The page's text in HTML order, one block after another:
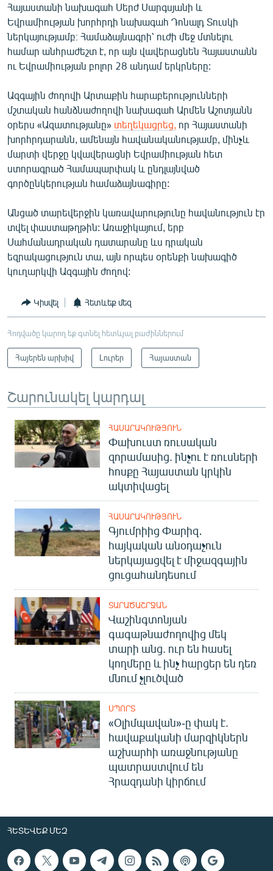
Հայաստանի նախագահ Սերժ Սարգսյանի և
Եվրամիության խորհրդի նախագահ Դոնալդ Տուսկի
ներկայությամբ։ Համաձայնագրի՝ ուժի մեջ մտնելու
համար անհրաժեշտ է, որ այն վավերացնեն Հայաստանն
ու Եվրամիության բոլոր 28 անդամ երկրները:
Ազգային ժողովի Արտաքին հարաբերությունների
մշտական հանձնաժողովի նախագահ Արմեն Աշոտյանն
օրերս «Ազատությանը» տեղեկացրեց, որ Հայաստանի
խորհրդարանն, ամենայն հավանականությամբ, մինչև
մարտի վերջը կվավերացնի Եվրամիության հետ
ստորագրած Համապարփակ և ընդլայնված
գործընկերության համաձայնագիրը:
Անցած տարեվերջին կառավարությունը հավանություն էր
տվել փաստաթղթին: Առաջիկայում, երբ
Սահմանադրական դատարանը ևս դրական
եզրակացություն տա, այն որպես օրենքի նախագիծ
կուղարկվի Ազգային ժողով:
Կիսվել Հետևեք մեզ
Հոդվածը կարող եք գտնել հետևյալ բաժիններում
Հայերեն արխիվ Լուրեր Հայաստան
Շարունակել կարդալ
ՀԱՍԱՐԱԿՈՒԹՅՈՒՆ
Փախուստ ռուսական
զորամասից. ինչու է ռուսների
հոսքը Հայաստան կրկին
ակտիվացել
ՀԱՍԱՐԱԿՈՒԹՅՈՒՆ
Գյումրիից Փարիզ․
հայկական անօդաչուն
ներկայացվել է միջազգային
ցուցահանդեսում
ՏԱՐԱԾԱՇՐՋԱՆ
Վաշինգտոնյան
գագաթնաժողովից մեկ
տարի անց. ուր են հասել
կողմերը և ինչ հարցեր են դեռ
մնում չլուծված
ՍՊՈՐՏ
«Օլիմպավան»-ը փակ է.
հավաքականի մարզիկներն
աշխարհի առաջնությանը
պատրաստվում են
Հրազդանի կիրճում
ՀԵՏԵՎԵՔ ՄԵԶ